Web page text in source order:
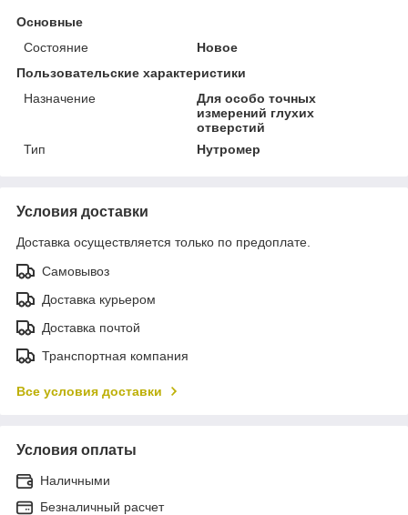
Основные
Состояние
Новое
Пользовательские характеристики
Назначение
Для особо точных
измерений глухих
отверстий
Тип
Нутромер
Условия доставки
Доставка осуществляется только по предоплате.
Самовывоз
Доставка курьером
Доставка почтой
Транспортная компания
Все условия доставки
Условия оплаты
Наличными
Безналичный расчет